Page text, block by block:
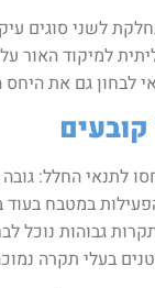
לשני סוגים
למיקוד האור
לבחון גם את
לתנאי החלל:
במטבח בעוד
גבוהות נוכל
בעלי תקרה